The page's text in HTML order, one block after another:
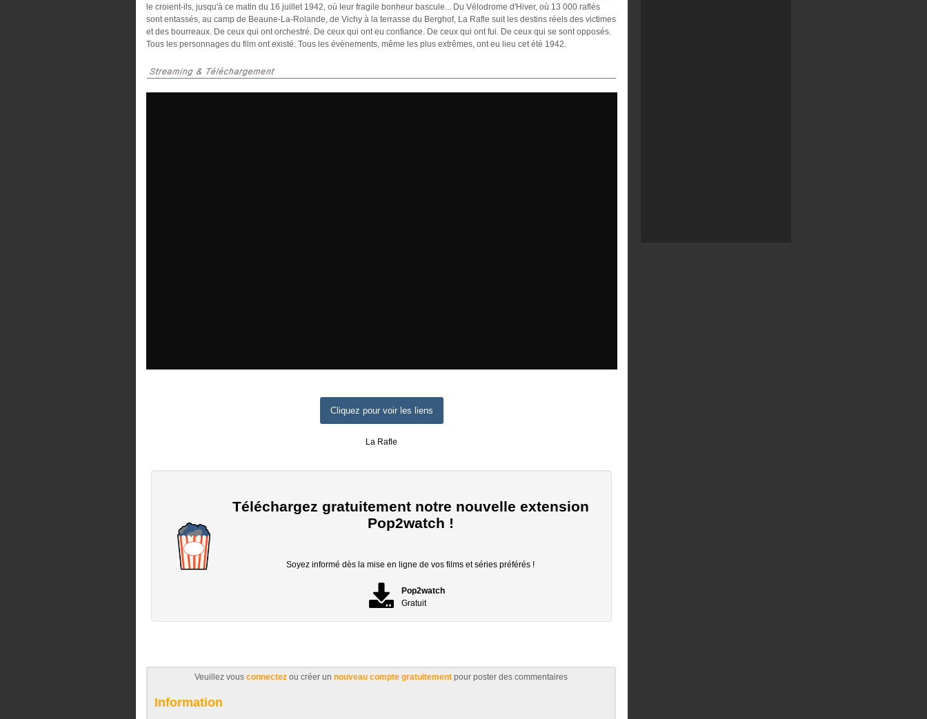
le croient-ils, jusqu'à ce matin du 16 juillet 1942, où leur fragile bonheur bascule... Du Vélodrome d'Hiver, où 13 000 raflés
sont entassés, au camp de Beaune-La-Rolande, de Vichy à la terrasse du Berghof, La Rafle suit les destins réels des victimes
et des bourreaux. De ceux qui ont orchestré. De ceux qui ont eu confiance. De ceux qui ont fui. De ceux qui se sont opposés.
Tous les personnages du film ont existé. Tous les évènements, même les plus extrêmes, ont eu lieu cet été 1942.
Cliquez pour voir les liens
La Rafle
Téléchargez gratuitement notre nouvelle extension
Pop2watch !
Soyez informé dès la mise en ligne de vos films et séries préférés !
Pop2watch
Gratuit
Veuillez vous connectez ou créer un nouveau compte gratuitement pour poster des commentaires
Information